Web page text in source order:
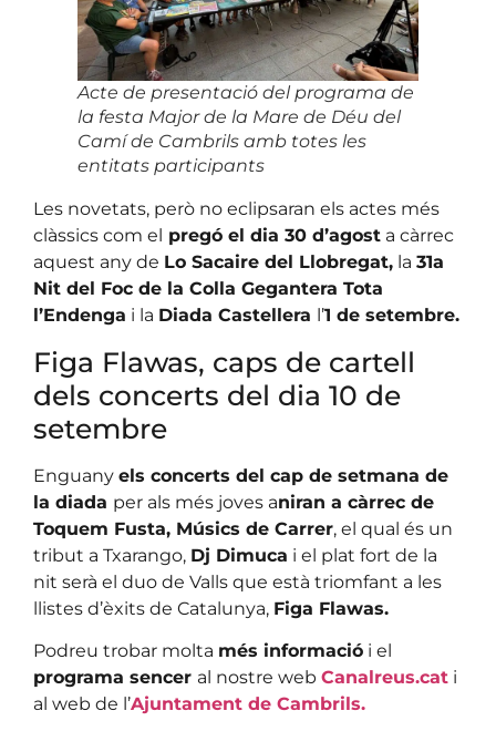
Acte de presentació del programa de
la festa Major de la Mare de Déu del
Camí de Cambrils amb totes les
entitats participants
Les novetats, però no eclipsaran els actes més
clàssics com el pregó el dia 30 d’agost a càrrec
aquest any de Lo Sacaire del Llobregat, la 31a
Nit del Foc de la Colla Gegantera Tota
l’Endenga i la Diada Castellera l’1 de setembre.
Figa Flawas, caps de cartell
dels concerts del dia 10 de
setembre
Enguany els concerts del cap de setmana de
la diada per als més joves aniran a càrrec de
Toquem Fusta, Músics de Carrer, el qual és un
tribut a Txarango, Dj Dimuca i el plat fort de la
nit serà el duo de Valls que està triomfant a les
llistes d’èxits de Catalunya, Figa Flawas.
Podreu trobar molta més informació i el
programa sencer al nostre web Canalreus.cat i
al web de l’Ajuntament de Cambrils.